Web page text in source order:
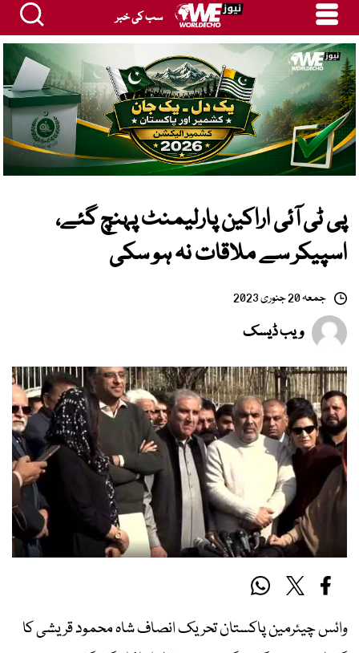
سب کی خبر
پی ٹی آئی اراکین پارلیمنٹ پہنچ گئے،
اسپیکر سے ملاقات نہ ہو سکی
جمعہ 20 جنوری 2023
ویب ڈیسک
وائس چیئرمین پاکستان تحریک انصاف شاہ محمود قریشی کا